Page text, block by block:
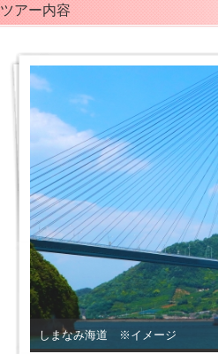
ツアー内容
しまなみ海道 ※イメージ